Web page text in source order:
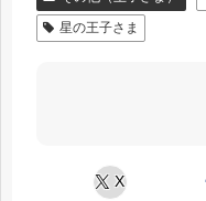
星の王子さま
X